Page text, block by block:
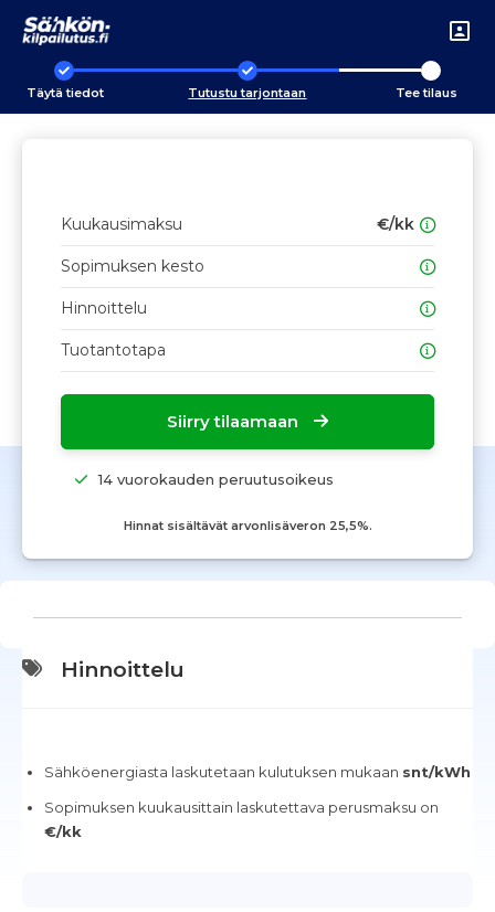
Täytä tiedot Tutustu tarjontaan Tee tilaus
Kuukausimaksu €/kk
Sopimuksen kesto
Hinnoittelu
Tuotantotapa
Siirry tilaamaan
14 vuorokauden peruutusoikeus
Hinnat sisältävät arvonlisäveron 25,5%.
Hinnoittelu
Sähköenergiasta laskutetaan kulutuksen mukaan snt/kWh
Sopimuksen kuukausittain laskutettava perusmaksu on
€/kk